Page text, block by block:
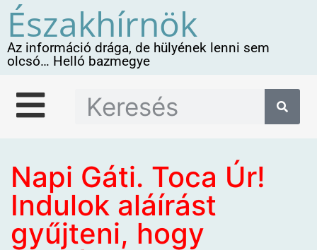
Északhírnök
Az információ drága, de hülyének lenni sem
olcsó… Helló bazmegye
Napi Gáti. Toca Úr!
Indulok aláírást
gyűjteni, hogy